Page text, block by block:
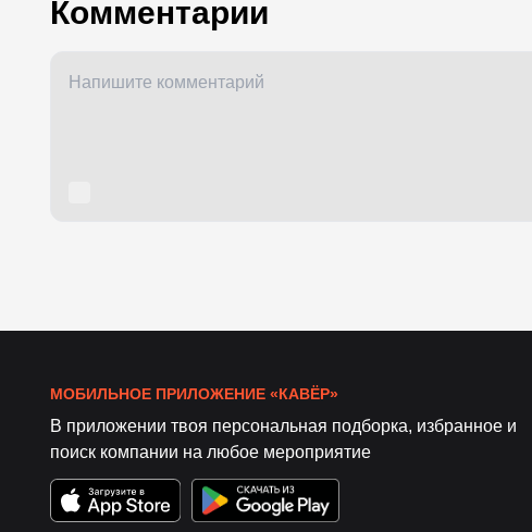
Комментарии
МОБИЛЬНОЕ ПРИЛОЖЕНИЕ «КАВЁР»
В приложении твоя персональная подборка, избранное и
поиск компании на любое мероприятие